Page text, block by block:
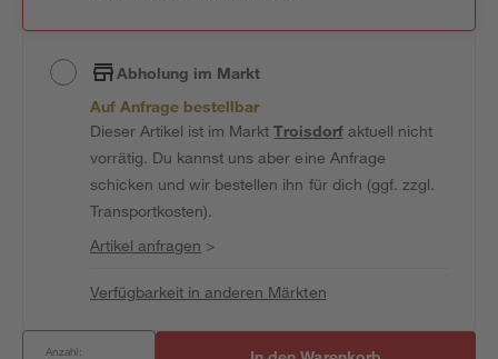
Abholung im Markt
Auf Anfrage bestellbar
Dieser Artikel ist im MarktTroisdorfaktuell nicht
vorrätig. Du kannst uns aber eine Anfrage
schicken und wir bestellen ihn für dich (ggf. zzgl.
Transportkosten).
Artikel anfragen >
Verfügbarkeit in anderen Märkten
Anzahl: